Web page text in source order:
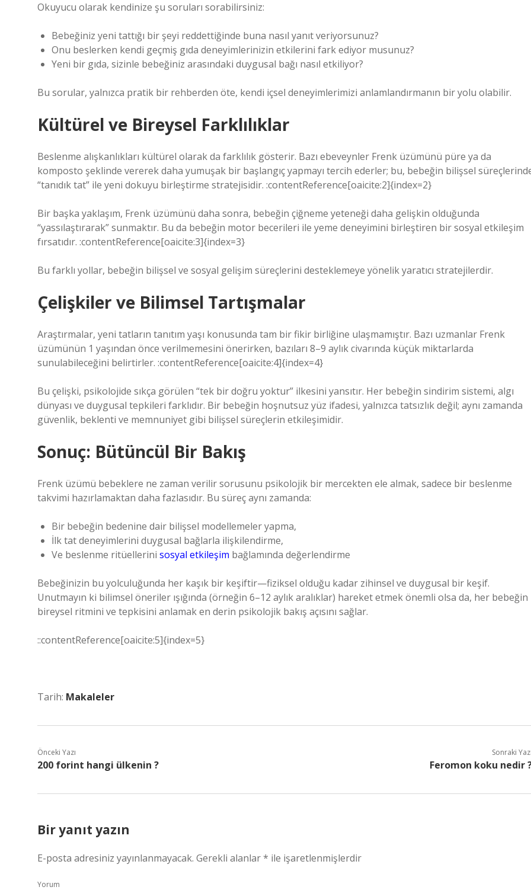
Okuyucu olarak kendinize şu soruları sorabilirsiniz:
Bebeğiniz yeni tattığı bir şeyi reddettiğinde buna nasıl yanıt veriyorsunuz?
Onu beslerken kendi geçmiş gıda deneyimlerinizin etkilerini fark ediyor musunuz?
Yeni bir gıda, sizinle bebeğiniz arasındaki duygusal bağı nasıl etkiliyor?
Bu sorular, yalnızca pratik bir rehberden öte, kendi içsel deneyimlerimizi anlamlandırmanın bir yolu olabilir.
Kültürel ve Bireysel Farklılıklar
Beslenme alışkanlıkları kültürel olarak da farklılık gösterir. Bazı ebeveynler Frenk üzümünü püre ya da
komposto şeklinde vererek daha yumuşak bir başlangıç yapmayı tercih ederler; bu, bebeğin bilişsel
“tanıdık tat” ile yeni dokuyu birleştirme stratejisidir. :contentReference[oaicite:2]{index=2}
Bir başka yaklaşım, Frenk üzümünü daha sonra, bebeğin çiğneme yeteneği daha gelişkin olduğunda
“yassılaştırarak” sunmaktır. Bu da bebeğin motor becerileri ile yeme deneyimini birleştiren bir sosyal etkileşim
fırsatıdır. :contentReference[oaicite:3]{index=3}
Bu farklı yollar, bebeğin bilişsel ve sosyal gelişim süreçlerini desteklemeye yönelik yaratıcı stratejilerdir.
Çelişkiler ve Bilimsel Tartışmalar
Araştırmalar, yeni tatların tanıtım yaşı konusunda tam bir fikir birliğine ulaşmamıştır. Bazı uzmanlar Frenk
üzümünün 1 yaşından önce verilmemesini önerirken, bazıları 8–9 aylık civarında küçük miktarlarda
sunulabileceğini belirtirler. :contentReference[oaicite:4]{index=4}
Bu çelişki, psikolojide sıkça görülen “tek bir doğru yoktur” ilkesini yansıtır. Her bebeğin sindirim sistemi, algı
dünyası ve duygusal tepkileri farklıdır. Bir bebeğin hoşnutsuz yüz ifadesi, yalnızca tatsızlık değil; aynı zamanda
güvenlik, beklenti ve memnuniyet gibi bilişsel süreçlerin etkileşimidir.
Sonuç: Bütüncül Bir Bakış
Frenk üzümü bebeklere ne zaman verilir sorusunu psikolojik bir mercekten ele almak, sadece bir beslenme
takvimi hazırlamaktan daha fazlasıdır. Bu süreç aynı zamanda:
Bir bebeğin bedenine dair bilişsel modellemeler yapma,
İlk tat deneyimlerini duygusal bağlarla ilişkilendirme,
Ve beslenme ritüellerini sosyal etkileşim bağlamında değerlendirme
Bebeğinizin bu yolculuğunda her kaşık bir keşiftir—fiziksel olduğu kadar zihinsel ve duygusal bir keşif.
Unutmayın ki bilimsel öneriler ışığında (örneğin 6–12 aylık aralıklar) hareket etmek önemli olsa da, her bebeğin
bireysel ritmini ve tepkisini anlamak en derin psikolojik bakış açısını sağlar.
::contentReference[oaicite:5]{index=5}
Tarih: Makaleler
Önceki Yazı
200 forint hangi ülkenin ?
Sonraki
Feromon koku nedir
Bir yanıt yazın
E-posta adresiniz yayınlanmayacak. Gerekli alanlar* ile işaretlenmişlerdir
Yorum